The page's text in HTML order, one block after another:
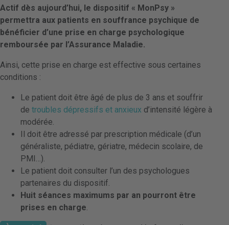
Actif dès aujourd’hui, le dispositif « MonPsy »
permettra aux patients en souffrance psychique de
bénéficier d’une prise en charge psychologique
remboursée par l’Assurance Maladie.
Ainsi, cette prise en charge est effective sous certaines
conditions :
Le patient doit être âgé de plus de 3 ans et souffrir
de troubles dépressifs et anxieux d’intensité légère à
modérée.
Il doit être adressé par prescription médicale (d’un
généraliste, pédiatre, gériatre, médecin scolaire, de
PMI…).
Le patient doit consulter l’un des psychologues
partenaires du dispositif.
Huit séances maximums par an pourront être
prises en charge.